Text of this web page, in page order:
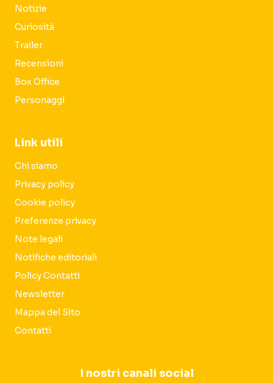
Notizie
Curiosità
Trailer
Recensioni
Box Office
Personaggi
Link utili
Chi siamo
Privacy policy
Cookie policy
Preferenze privacy
Note legali
Notifiche editoriali
Policy Contatti
Newsletter
Mappa del Sito
Contatti
I nostri canali social